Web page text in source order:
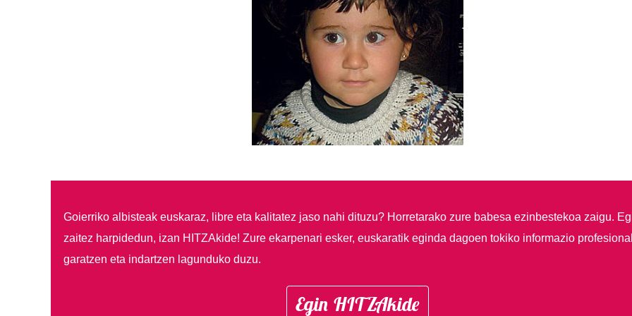
Goierriko albisteak euskaraz, libre eta kalitatez jaso nahi dituzu? Horretarako zure babesa ezinbestekoa zaigu.
zaitez harpidedun, izan HITZAkide! Zure ekarpenari esker, euskaratik eginda dagoen tokiko informazio
garatzen eta indartzen lagunduko duzu.
Egin HITZAkide